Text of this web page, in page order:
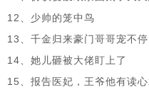
12、少帅的笼中鸟
13、千金归来豪门哥哥宠不停
14、她儿砸被大佬盯上了
15、报告医妃，王爷他有读